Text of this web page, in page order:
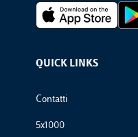
Footer Apps
QUICK LINKS
Footer Links
Contatti
5x1000